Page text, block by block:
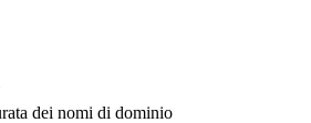
dei nomi di dominio